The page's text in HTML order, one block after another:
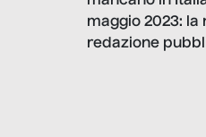
maggio 2023: la
redazione